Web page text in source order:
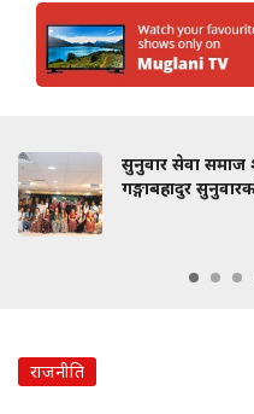
सुनुवार सेवा समाज
गङ्गाबहादुर
राजनीति